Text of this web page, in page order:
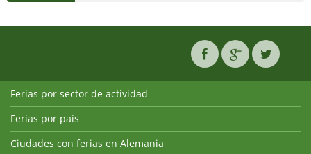
Ferias por sector de actividad
Ferias por país
Ciudades con ferias en Alemania